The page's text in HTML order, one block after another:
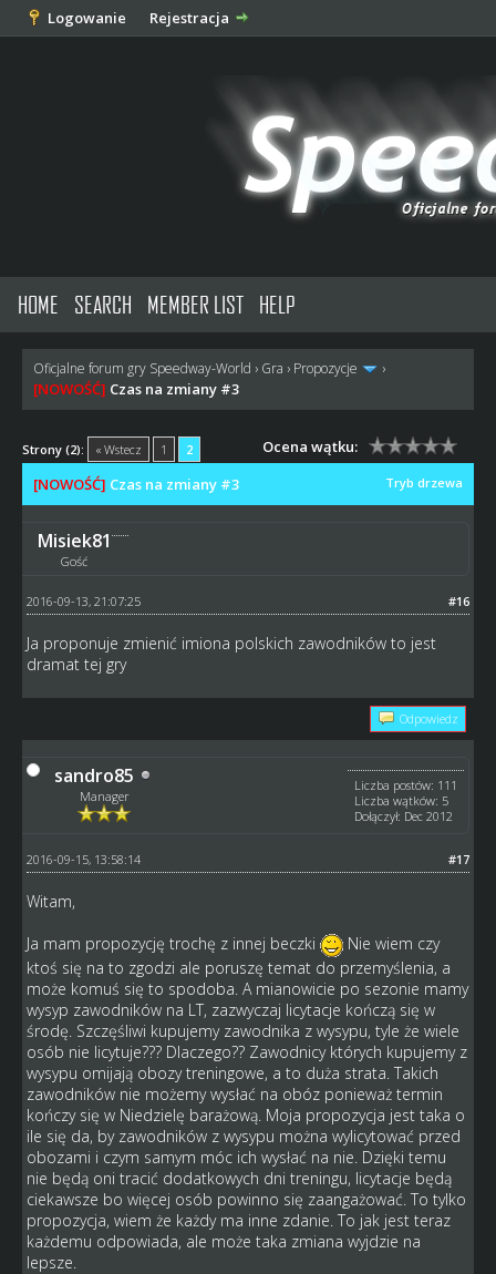
Logowanie Rejestracja
HOME SEARCH MEMBER LIST HELP
Oficjalne forum gry Speedway-World › Gra › Propozycje ›
[NOWOŚĆ] Czas na zmiany #3
Strony (2): « Wstecz 1 2 Ocena wątku:
Tryb drzewa
[NOWOŚĆ] Czas na zmiany #3
Misiek81
Gość
#16
2016-09-13, 21:07:25
Ja proponuje zmienić imiona polskich zawodników to jest
dramat tej gry
Odpowiedz
sandro85
Manager
Liczba postów: 111
Liczba wątków: 5
Dołączył: Dec 2012
#17
2016-09-15, 13:58:14
Witam,
Ja mam propozycję trochę z innej beczki
Nie wiem czy
ktoś się na to zgodzi ale poruszę temat do przemyślenia, a
może komuś się to spodoba. A mianowicie po sezonie mamy
wysyp zawodników na LT, zazwyczaj licytacje kończą się w
środę. Szczęśliwi kupujemy zawodnika z wysypu, tyle że wiele
osób nie licytuje??? Dlaczego?? Zawodnicy których kupujemy z
wysypu omijają obozy treningowe, a to duża strata. Takich
zawodników nie możemy wysłać na obóz ponieważ termin
kończy się w Niedzielę barażową. Moja propozycja jest taka o
ile się da, by zawodników z wysypu można wylicytować przed
obozami i czym samym móc ich wysłać na nie. Dzięki temu
nie będą oni tracić dodatkowych dni treningu, licytacje będą
ciekawsze bo więcej osób powinno się zaangażować. To tylko
propozycja, wiem że każdy ma inne zdanie. To jak jest teraz
każdemu odpowiada, ale może taka zmiana wyjdzie na
lepsze.